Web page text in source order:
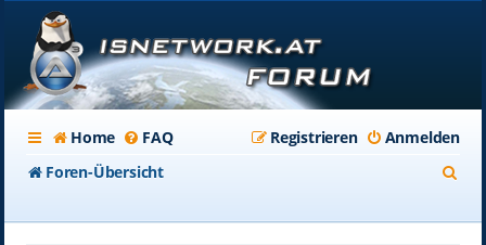
Home FAQ Anmelden
Registrieren
Foren-Übersicht